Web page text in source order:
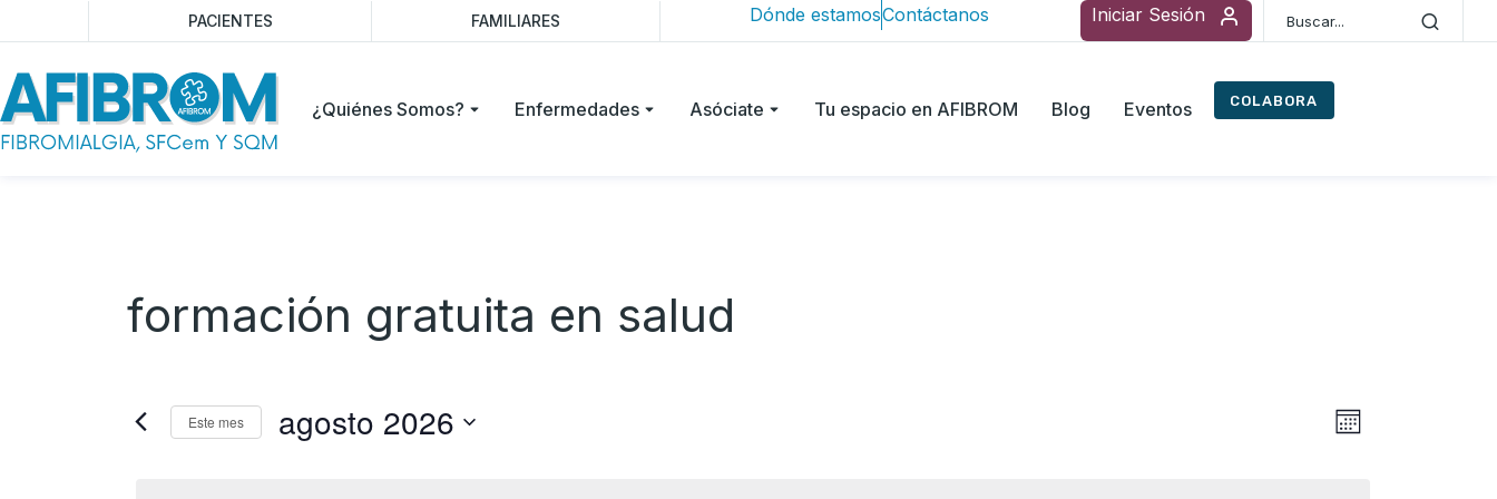
PACIENTES FAMILIARES Dónde estamosContáctanos Iniciar Sesión
¿Quiénes Somos? Enfermedades Asóciate Tu espacio en AFIBROM Blog Eventos COLABORA
formación gratuita en salud
Mes
Este mes agosto 2026